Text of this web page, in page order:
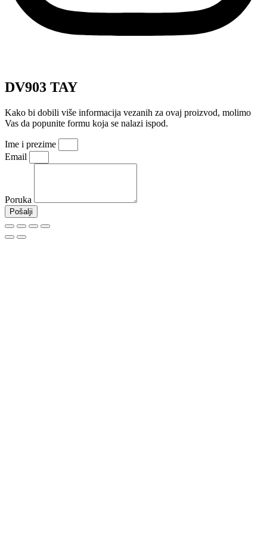
DV903 TAY
Kako bi dobili više informacija vezanih za ovaj proizvod, molimo
Vas da popunite formu koja se nalazi ispod.
Ime i prezime
Email
Poruka
Pošalji